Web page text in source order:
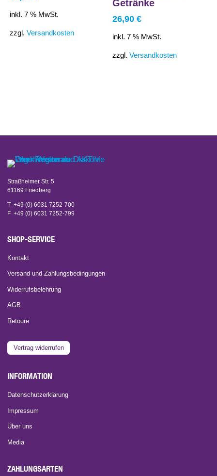
inkl. 7 % MwSt.
zzgl. Versandkosten
Getränke
26,90€
inkl. 7 % MwSt.
zzgl.Versandkosten
Straßheimer Str. 5
61169 Friedberg
T +49 (0) 6031 7252-700
F +49 (0) 6031 7252-799
SHOP-SERVICE
Kontakt
Versand und Zahlungsbedingungen
Widerrufsbelehrung
AGB
Retoure
Vertrag widerrufen
INFORMATION
Datenschutzerklärung
Impressum
Über uns
Media
ZAHLUNGSARTEN